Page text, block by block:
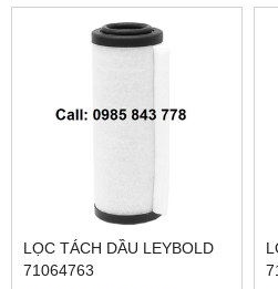
LỌC TÁCH DẦU LEYBOLD
71064763